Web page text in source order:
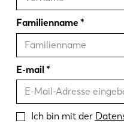
Familienname
E-mail
Ich bin mit der